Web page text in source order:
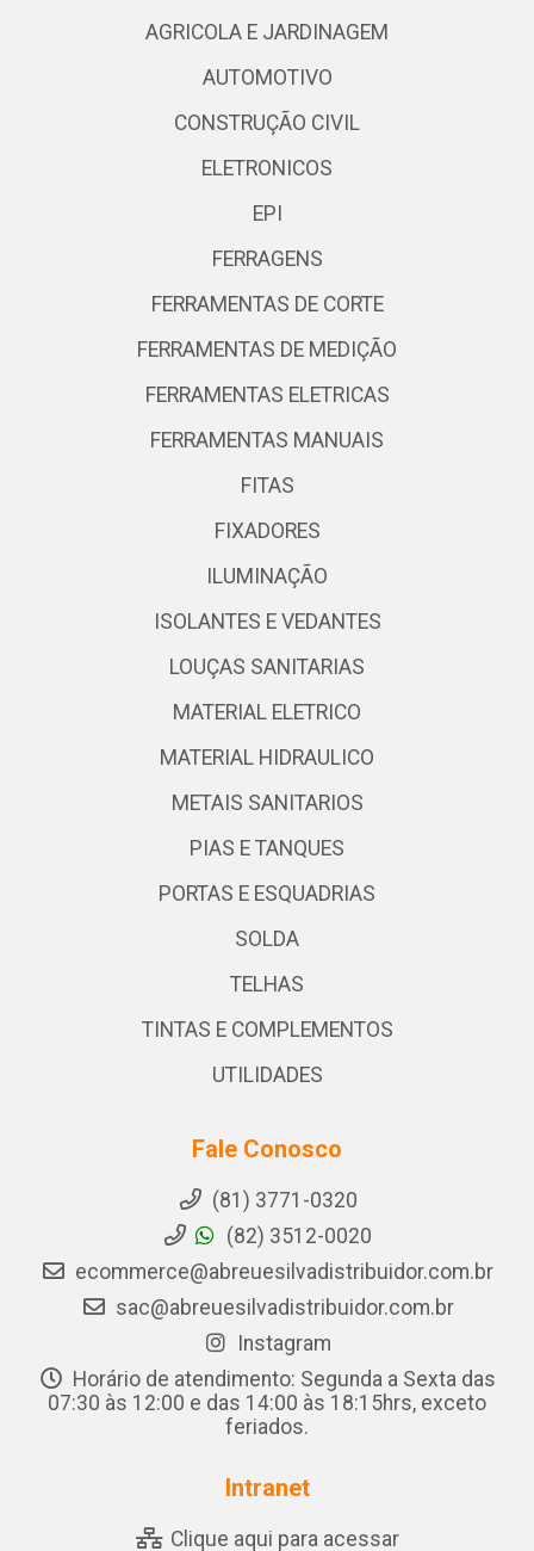
AGRICOLA E JARDINAGEM
AUTOMOTIVO
CONSTRUÇÃO CIVIL
ELETRONICOS
EPI
FERRAGENS
FERRAMENTAS DE CORTE
FERRAMENTAS DE MEDIÇÃO
FERRAMENTAS ELETRICAS
FERRAMENTAS MANUAIS
FITAS
FIXADORES
ILUMINAÇÃO
ISOLANTES E VEDANTES
LOUÇAS SANITARIAS
MATERIAL ELETRICO
MATERIAL HIDRAULICO
METAIS SANITARIOS
PIAS E TANQUES
PORTAS E ESQUADRIAS
SOLDA
TELHAS
TINTAS E COMPLEMENTOS
UTILIDADES
Fale Conosco
(81) 3771-0320
(82) 3512-0020
ecommerce@abreuesilvadistribuidor.com.br
sac@abreuesilvadistribuidor.com.br
Instagram
Horário de atendimento: Segunda a Sexta das
07:30 às 12:00 e das 14:00 às 18:15hrs, exceto
feriados.
Intranet
Clique aqui para acessar